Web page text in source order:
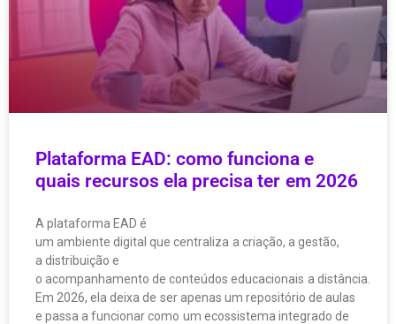
Plataforma EAD: como funciona e
quais recursos ela precisa ter em 2026
A plataforma EAD é
um ambiente digital que centraliza a criação, a gestão,
a distribuição e
o acompanhamento de conteúdos educacionais a distância.
Em 2026, ela deixa de ser apenas um repositório de aulas
e passa a funcionar como um ecossistema integrado de